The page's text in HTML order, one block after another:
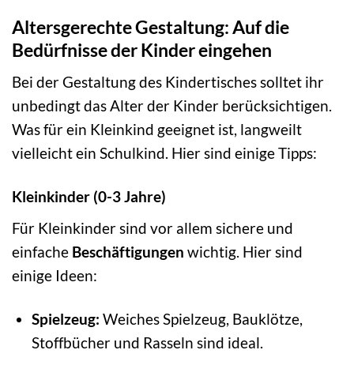
Altersgerechte Gestaltung: Auf die
Bedürfnisse der Kinder eingehen
Bei der Gestaltung des Kindertisches solltet ihr
unbedingt das Alter der Kinder berücksichtigen.
Was für ein Kleinkind geeignet ist, langweilt
vielleicht ein Schulkind. Hier sind einige Tipps:
Kleinkinder (0-3 Jahre)
Für Kleinkinder sind vor allem sichere und
einfache Beschäftigungen wichtig. Hier sind
einige Ideen:
Spielzeug: Weiches Spielzeug, Bauklötze,
Stoffbücher und Rasseln sind ideal.